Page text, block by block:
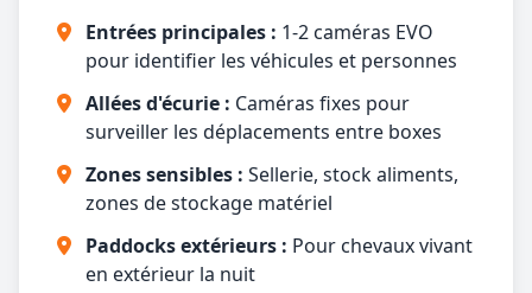
Entrées principales : 1-2 caméras EVO
pour identifier les véhicules et personnes
Allées d'écurie : Caméras fixes pour
surveiller les déplacements entre boxes
Zones sensibles : Sellerie, stock aliments,
zones de stockage matériel
Paddocks extérieurs : Pour chevaux vivant
en extérieur la nuit